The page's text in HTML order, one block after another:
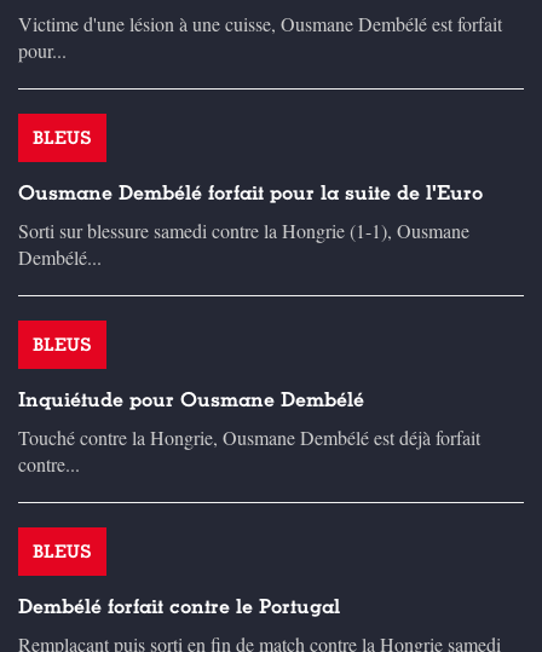
Victime d'une lésion à une cuisse, Ousmane Dembélé est forfait
pour...
BLEUS
Ousmane Dembélé forfait pour la suite de l'Euro
Sorti sur blessure samedi contre la Hongrie (1-1), Ousmane
Dembélé...
BLEUS
Inquiétude pour Ousmane Dembélé
Touché contre la Hongrie, Ousmane Dembélé est déjà forfait
contre...
BLEUS
Dembélé forfait contre le Portugal
Remplaçant puis sorti en fin de match contre la Hongrie samedi